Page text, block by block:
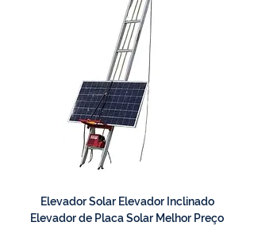
Elevador Solar Elevador Inclinado
Elevador de Placa Solar Melhor Preço